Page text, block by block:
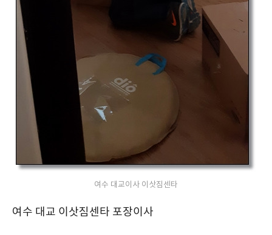
여수 대교이사 이삿짐센타
여수 대교 이삿짐센타 포장이사